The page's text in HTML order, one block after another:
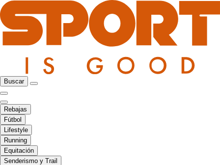
Buscar
Rebajas
Fútbol
Lifestyle
Running
Equitación
Senderismo y Trail